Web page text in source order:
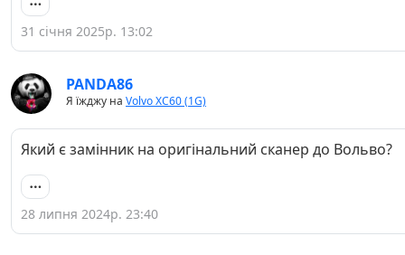
31 січня 2025р. 13:02
PANDA86
Я їжджу на Volvo XC60 (1G)
Який є замінник на оригінальний сканер до Вольво?
28 липня 2024р. 23:40